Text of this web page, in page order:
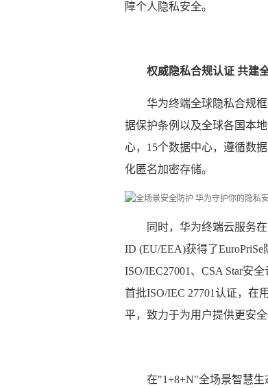
障个人隐私安全。
权威隐私合规认证 共建
华为终端全球隐私合规
据保护条例以及全球各国本
心，15个数据中心，遵循数
化匿名加密存储。
同时，华为终端云服务
ID (EU/EEA)获得了
ISO/IEC27001、CSA Star安
首批ISO/IEC 27701认证，在
平，致力于为用户提供更安
在"1+8+N"全场景智慧